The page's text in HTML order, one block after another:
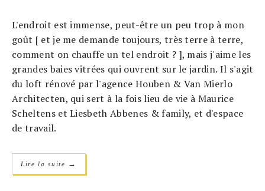
L'endroit est immense, peut-être un peu trop à mon
goût [ et je me demande toujours, très terre à terre,
comment on chauffe un tel endroit ? ], mais j'aime les
grandes baies vitrées qui ouvrent sur le jardin. Il s'agit
du loft rénové par l'agence Houben & Van Mierlo
Architecten, qui sert à la fois lieu de vie à Maurice
Scheltens et Liesbeth Abbenes & family, et d'espace
de travail.
Lire la suite →